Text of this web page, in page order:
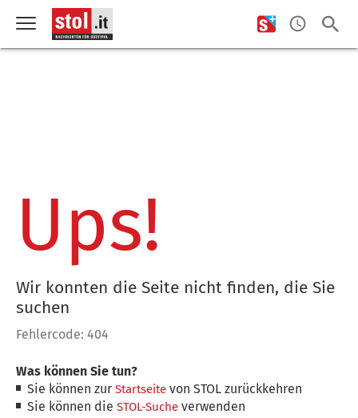
Ups!
Wir konnten die Seite nicht finden, die Sie
suchen
Fehlercode: 404
Was können Sie tun?
Sie können zurStartseite von STOL zurückkehren
Sie können dieSTOL-Suche verwenden